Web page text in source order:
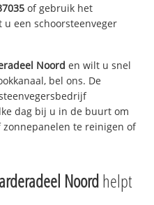
of gebruik het
een schoorsteenveger
Noord en wilt u snel
bel ons. De
dag bij u in de buurt om
zonnepanelen te reinigen of
Noordhelpt